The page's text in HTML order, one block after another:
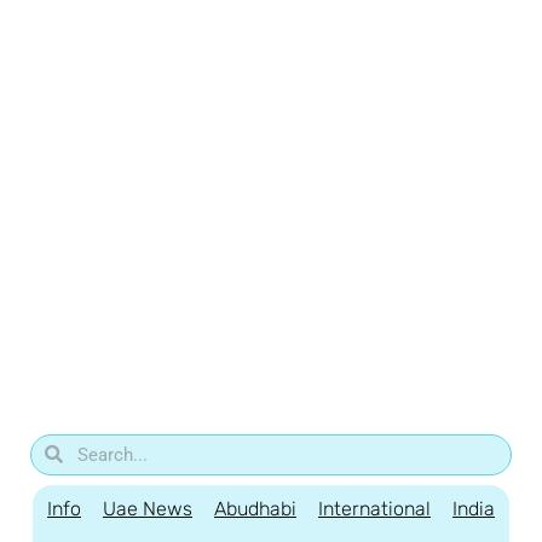
Info Uae News Abudhabi International India